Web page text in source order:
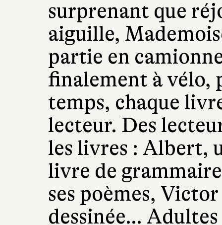
surprenant que
aiguille,
partie en
finalement à vélo,
temps, chaque
lecteur. Des
les livres : Albert,
livre de
ses poèmes,
dessinée…